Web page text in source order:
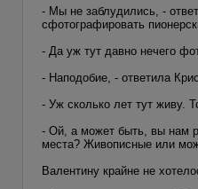
- Мы не заблудились, -
сфотографировать
- Да уж тут давно нечего
- Наподобие, - ответила
- Уж сколько лет тут живу.
- Ой, а может быть, вы нам
места? Живописные или
Валентину крайне не